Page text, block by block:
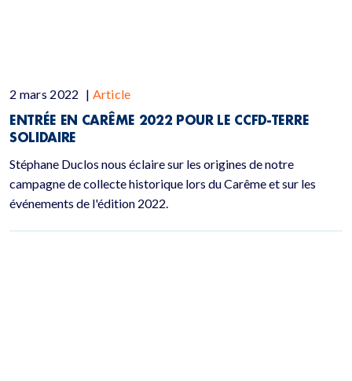
2 mars 2022 | Article
ENTRÉE EN CARÊME 2022 POUR LE CCFD-TERRE
SOLIDAIRE
Stéphane Duclos nous éclaire sur les origines de notre
campagne de collecte historique lors du Carême et sur les
événements de l'édition 2022.